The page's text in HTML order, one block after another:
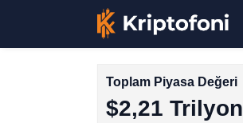
Toplam Piyasa Değeri
$2,21 Trilyon